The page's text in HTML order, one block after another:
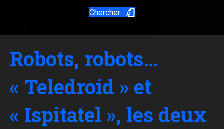
Chercher
Robots, robots…
« Teledroid » et
« Ispitatel », les deux